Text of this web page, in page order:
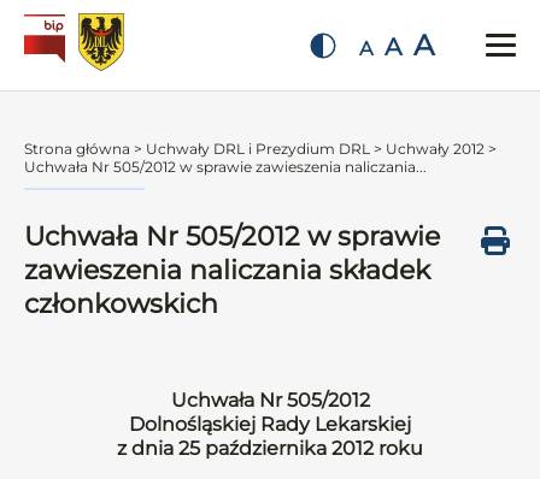
A A A
Strona główna > Uchwały DRL i Prezydium DRL > Uchwały 2012 >
Uchwała Nr 505/2012 w sprawie zawieszenia naliczania...
Uchwała Nr 505/2012 w sprawie
zawieszenia naliczania składek
członkowskich
Uchwała Nr 505/2012
Dolnośląskiej Rady Lekarskiej
z dnia 25 października 2012 roku